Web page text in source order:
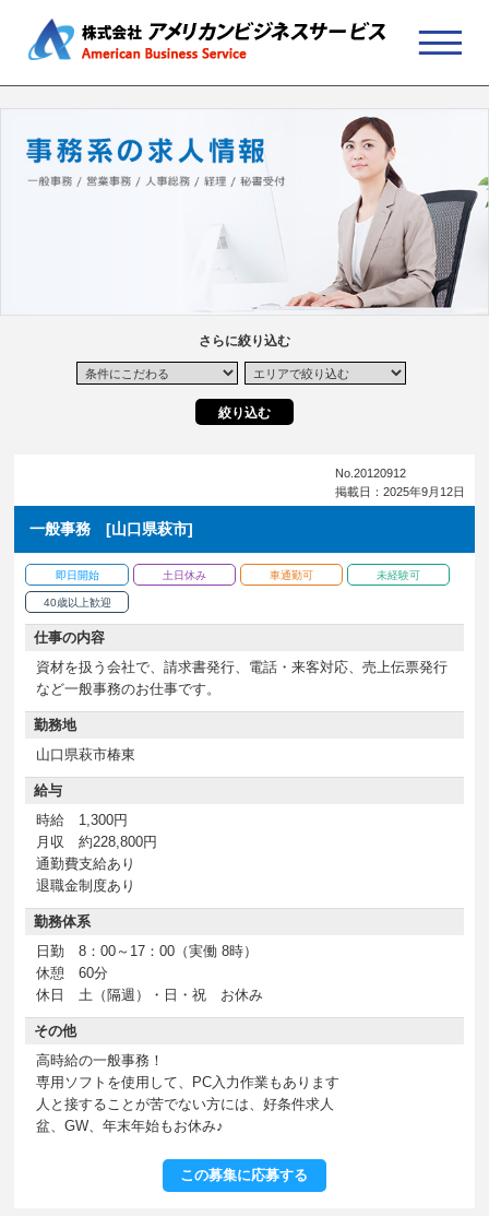
さらに絞り込む
No.20120912
掲載日：2025年9月12日
一般事務 [山口県萩市]
即日開始 土日休み 車通勤可 未経験可
40歳以上歓迎
仕事の内容
資材を扱う会社で、請求書発行、電話・来客対応、売上伝票発行
など一般事務のお仕事です。
勤務地
山口県萩市椿東
給与
時給 1,300円
月収 約228,800円
通勤費支給あり
退職金制度あり
勤務体系
日勤 8：00～17：00（実働 8時）
休憩 60分
休日 土（隔週）・日・祝 お休み
その他
高時給の一般事務！
専用ソフトを使用して、PC入力作業もあります
人と接することが苦でない方には、好条件求人
盆、GW、年末年始もお休み♪
この募集に応募する